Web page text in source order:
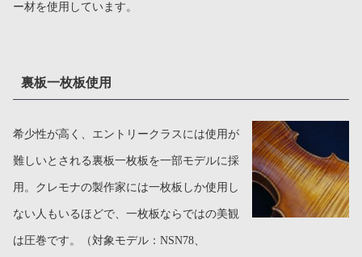
ー材を使用しています。
裏板一枚板使用
希少性が高く、エントリークラスには使用が
難しいとされる裏板一枚板を一部モデルに採
用。クレモナの製作家には一枚板しか使用し
ない人もいるほどで、一枚板ならではの美観
は圧巻です。（対象モデル：NSN78、